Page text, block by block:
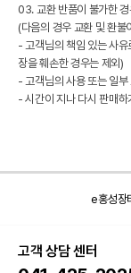
03. 교환 반품이 불가한
(다음의 경우 교환 및 환불
- 고객님의 책임 있는 사
장을 훼손한 경우는 제외)
- 고객님의 사용 또는 일
- 시간이 지나 다시 판매
e홍성장
고객 상담 센터